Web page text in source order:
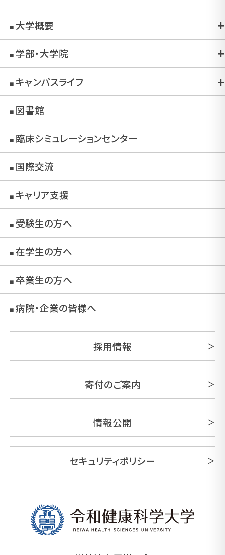
■大学概要
■学部・大学院
■キャンパスライフ
■図書館
■臨床シミュレーションセンター
■国際交流
■キャリア支援
■受験生の方へ
■在学生の方へ
■卒業生の方へ
■病院・企業の皆様へ
採用情報
寄付のご案内
情報公開
セキュリティポリシー